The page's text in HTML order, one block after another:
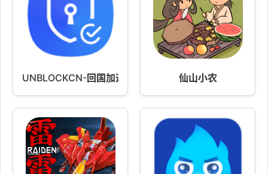
UNBLOCKCN-回国加速器 仙山小农